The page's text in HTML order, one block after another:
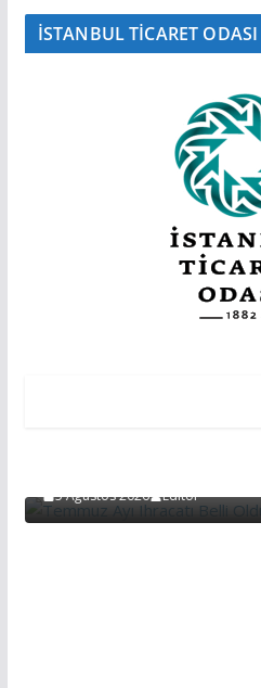
İSTANBUL TİCARET ODASI
5 Ağustos 2026 Editör